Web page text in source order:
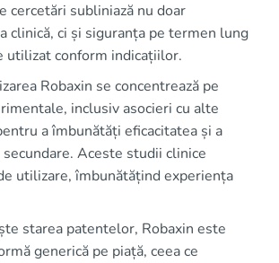
cercetări subliniază nu doar
clinică, ci și siguranța pe termen lung
utilizat conform indicațiilor.
Robaxin se concentrează pe
inclusiv asocieri cu alte
a îmbunătăți eficacitatea și a
Aceste studii clinice
utilizare, îmbunătățind experiența
starea patentelor, Robaxin este
generică pe piață, ceea ce